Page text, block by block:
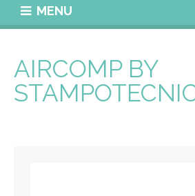
MENU
AIRCOMP BY